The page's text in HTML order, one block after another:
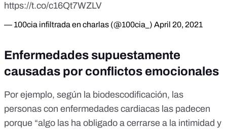
https://t.co/c16Qt7WZLV
— 100cia infiltrada en charlas (@100cia_) April 20, 2021
Enfermedades supuestamente
causadas por conflictos emocionales
Por ejemplo, según la biodescodificación, las
personas con enfermedades cardiacas las padecen
porque “algo las ha obligado a cerrarse a la intimidad y